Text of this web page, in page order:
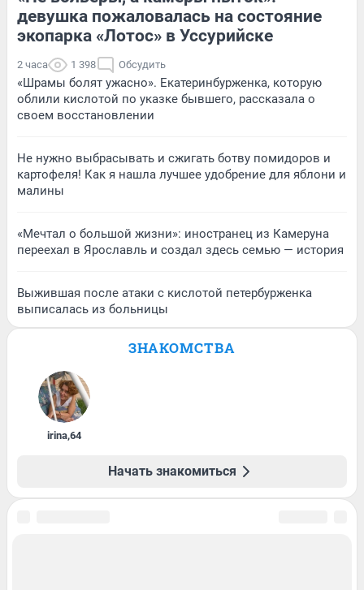
девушка пожаловалась на состояние
экопарка «Лотос» в Уссурийске
2 часа 1 398 Обсудить
«Шрамы болят ужасно». Екатеринбурженка, которую
облили кислотой по указке бывшего, рассказала о
своем восстановлении
Не нужно выбрасывать и сжигать ботву помидоров и
картофеля! Как я нашла лучшее удобрение для яблони и
малины
«Мечтал о большой жизни»: иностранец из Камеруна
переехал в Ярославль и создал здесь семью — история
Выжившая после атаки с кислотой петербурженка
выписалась из больницы
ЗНАКОМСТВА
irina,64
Начать знакомиться